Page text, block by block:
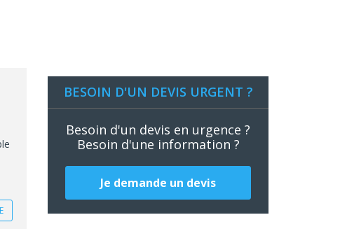
BESOIN D'UN DEVIS URGENT ?
Besoin d'un devis en urgence ?
Besoin d'une information ?
Je demande un devis